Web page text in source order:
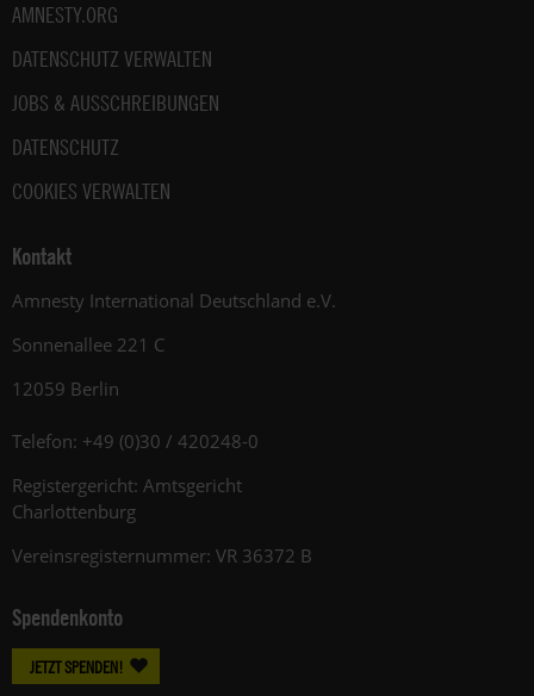
AMNESTY.ORG
DATENSCHUTZ VERWALTEN
JOBS & AUSSCHREIBUNGEN
DATENSCHUTZ
COOKIES VERWALTEN
Kontakt
Amnesty International Deutschland e.V.
Sonnenallee 221 C
12059 Berlin
Telefon: +49 (0)30 / 420248-0
Registergericht: Amtsgericht
Charlottenburg
Vereinsregisternummer: VR 36372 B
Spendenkonto
JETZT SPENDEN!